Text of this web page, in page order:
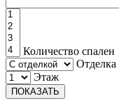
Количество спален
Отделка
Этаж
ПОКАЗАТЬ